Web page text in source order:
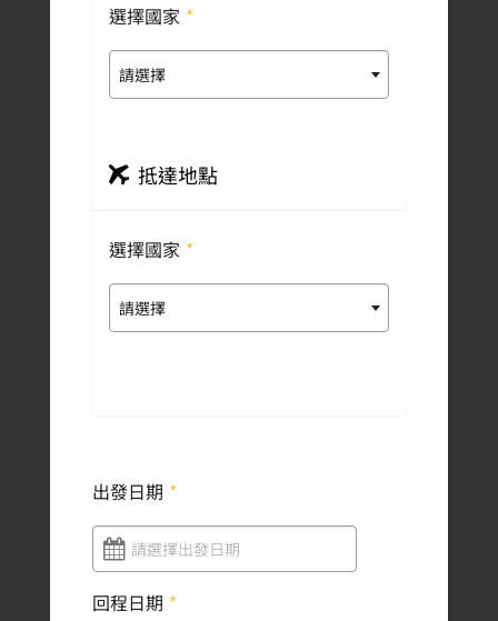
選擇國家 *
請選擇
抵達地點
選擇國家 *
請選擇
出發日期 *
請選擇出發日期
回程日期 *